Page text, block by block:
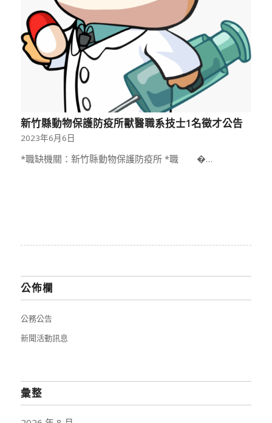
新竹縣動物保護防疫所獸醫職系技士1名徵才公告
2023年6月6日
*職缺機關：新竹縣動物保護防疫所 *職 �…
公佈欄
公務公告
新聞活動訊息
彙整